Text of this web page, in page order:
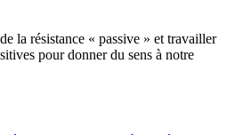
la résistance « passive » et travailler
pour donner du sens à notre